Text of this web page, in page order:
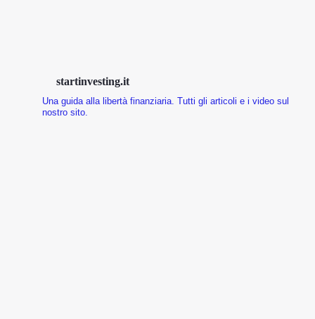
startinvesting.it
Una guida alla libertà finanziaria. Tutti gli articoli e i video sul
nostro sito.